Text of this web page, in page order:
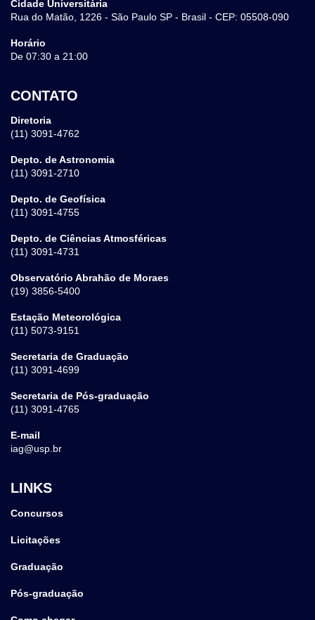
Cidade Universitária
Rua do Matão, 1226 - São Paulo SP - Brasil - CEP: 05508-090
Horário
De 07:30 a 21:00
CONTATO
Diretoria
(11) 3091-4762
Depto. de Astronomia
(11) 3091-2710
Depto. de Geofísica
(11) 3091-4755
Depto. de Ciências Atmosféricas
(11) 3091-4731
Observatório Abrahão de Moraes
(19) 3856-5400
Estação Meteorológica
(11) 5073-9151
Secretaria de Graduação
(11) 3091-4699
Secretaria de Pós-graduação
(11) 3091-4765
E-mail
iag@usp.br
LINKS
Concursos
Licitações
Graduação
Pós-graduação